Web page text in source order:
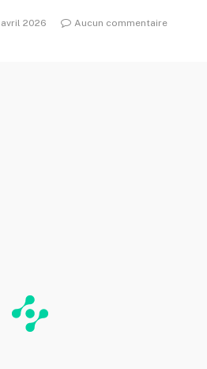
2026 Aucun commentaire